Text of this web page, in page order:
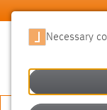
Skip to main content
Necessary